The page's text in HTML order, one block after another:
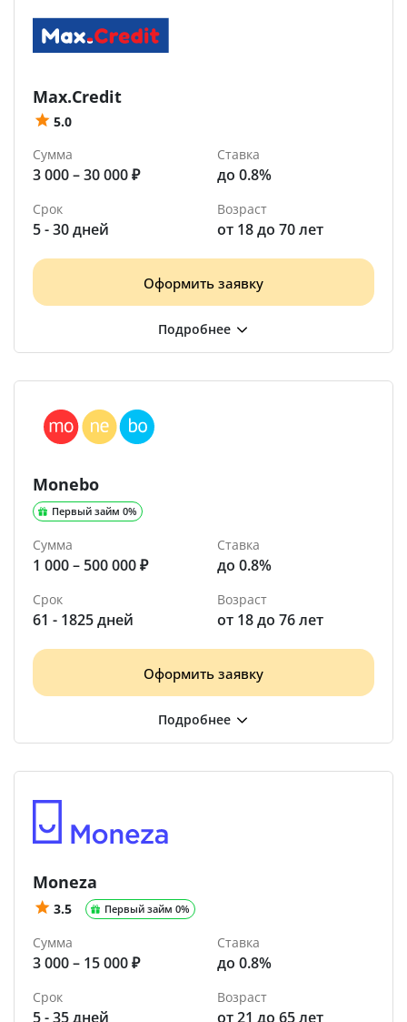
Max.Credit
5.0
Сумма
3 000 – 30 000 ₽
Ставка
до 0.8%
Срок
5 - 30 дней
Возраст
от 18 до 70 лет
Оформить заявку
Monebo
Первый займ 0%
Сумма
1 000 – 500 000 ₽
Ставка
до 0.8%
Срок
61 - 1825 дней
Возраст
от 18 до 76 лет
Оформить заявку
Moneza
3.5 Первый займ 0%
Сумма
3 000 – 15 000 ₽
Ставка
до 0.8%
Срок
5 - 35 дней
Возраст
от 21 до 65 лет